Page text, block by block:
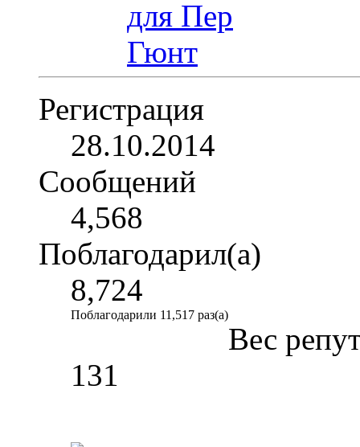
Регистрация
28.10.2014
Сообщений
4,568
Поблагодарил(а)
8,724
Поблагодарили 11,517 раз(а)
Вес
131